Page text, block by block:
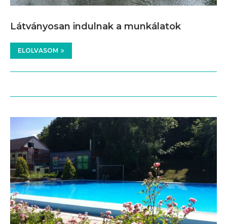
Látványosan indulnak a munkálatok
ELOLVASOM